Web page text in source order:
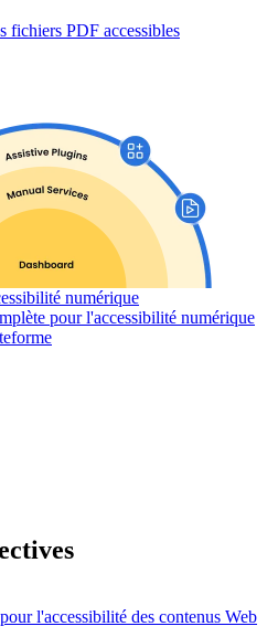
fichiers PDF accessibles
numérique
pour l'accessibilité numérique
l'accessibilité des contenus Web